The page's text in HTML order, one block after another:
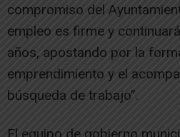
compromiso del
empleo es firme y
años, apostando por la
emprendimiento y el
búsqueda de trabajo”.
El equipo de gobierno